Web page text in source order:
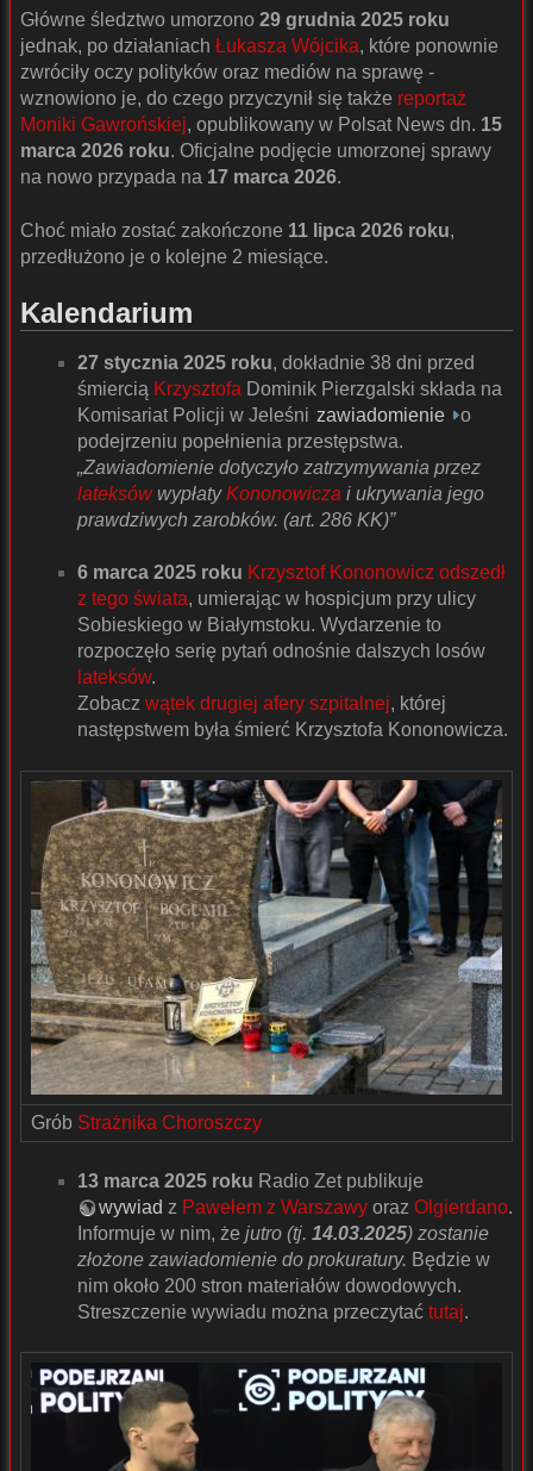
Główne śledztwo umorzono 29 grudnia 2025 roku
jednak, po działaniach Łukasza Wójcika, które ponownie
zwróciły oczy polityków oraz mediów na sprawę -
wznowiono je, do czego przyczynił się także reportaż
Moniki Gawrońskiej, opublikowany w Polsat News dn. 15
marca 2026 roku. Oficjalne podjęcie umorzonej sprawy
na nowo przypada na 17 marca 2026.
Choć miało zostać zakończone 11 lipca 2026 roku,
przedłużono je o kolejne 2 miesiące.
Kalendarium
27 stycznia 2025 roku, dokładnie 38 dni przed
śmiercią Krzysztofa Dominik Pierzgalski składa na
Komisariat Policji w Jeleśni zawiadomienie
o
podejrzeniu popełnienia przestępstwa.
„Zawiadomienie dotyczyło zatrzymywania przez
lateksówwypłatyKononowicza i ukrywania jego
prawdziwych zarobków. (art. 286 KK)”
6 marca 2025 roku Krzysztof Kononowicz odszedł
z tego świata, umierając w hospicjum przy ulicy
Sobieskiego w Białymstoku. Wydarzenie to
rozpoczęło serię pytań odnośnie dalszych losów
lateksów.
Zobacz wątek drugiej afery szpitalnej, której
następstwem była śmierć Krzysztofa Kononowicza.
Grób Strażnika Choroszczy
13 marca 2025 roku Radio Zet publikuje
wywiad z Pawełem z Warszawy oraz Olgierdano.
Informuje w nim, że jutro (tj. 14.03.2025) zostanie
złożone zawiadomienie do prokuratury. Będzie w
nim około 200 stron materiałów dowodowych.
Streszczenie wywiadu można przeczytać tutaj.